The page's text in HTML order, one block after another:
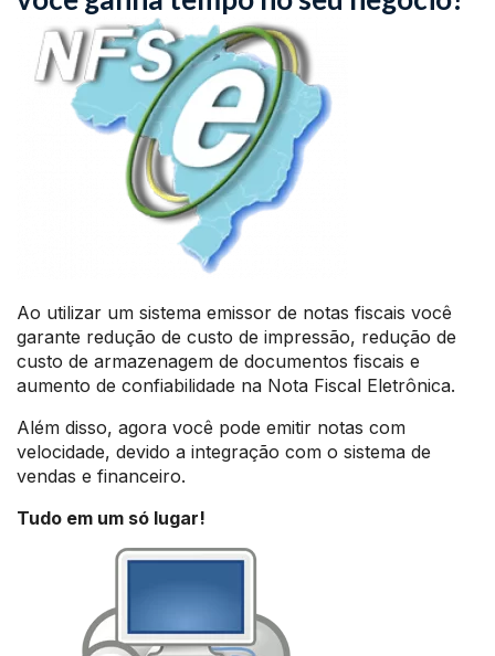
Ao utilizar um sistema emissor de notas fiscais você
garante redução de custo de impressão, redução de
custo de armazenagem de documentos fiscais e
aumento de confiabilidade na Nota Fiscal Eletrônica.
Além disso, agora você pode emitir notas com
velocidade, devido a integração com o sistema de
vendas e financeiro.
Tudo em um só lugar!